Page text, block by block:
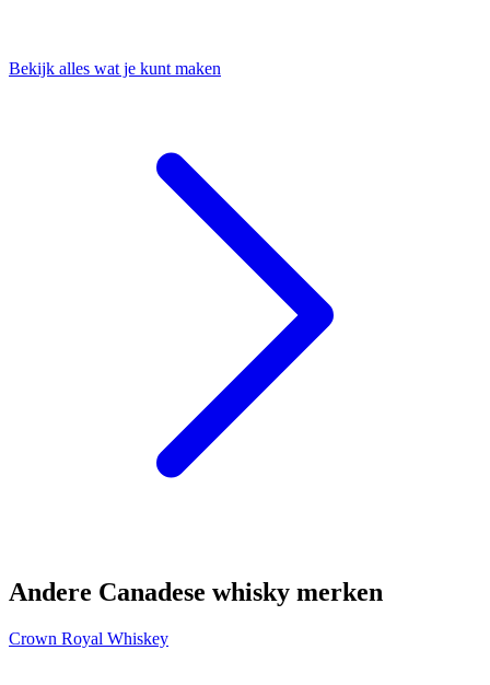
Bekijk alles wat je kunt maken
Andere Canadese whisky merken
Crown Royal Whiskey